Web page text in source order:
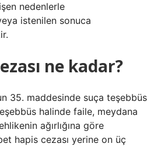
nedenlerle
istenilen sonuca
ne kadar?
35. maddesinde suça teşebbüs
halinde faile, meydana
ağırlığına göre
hapis cezası yerine on üç